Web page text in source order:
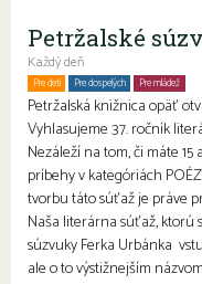
Petržalské
Každý deň
Pre deti Pre dospelých Pre mládež
Petržalská knižnica opäť
Vyhlasujeme 37. ročník
Nezáleží na tom, či máte
príbehy v kategóriách
tvorbu táto súťaž je práve
Naša literárna súťaž, ktorú
súzvuky Ferka Urbánka
ale o to výstižnejším